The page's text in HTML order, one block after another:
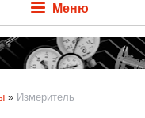
Меню
» Измеритель